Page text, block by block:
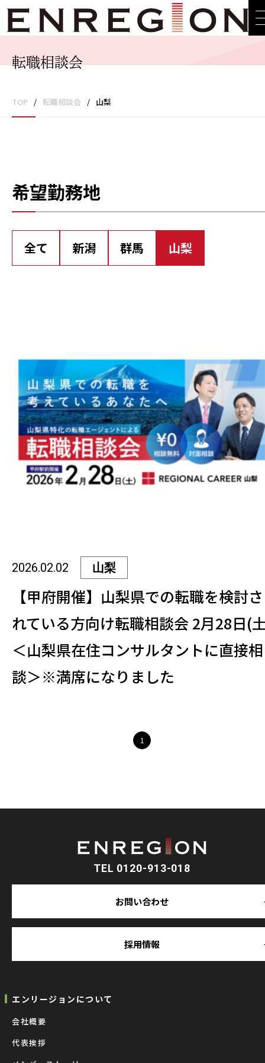
転職相談会
TOP / 転職相談会 / 山梨
希望勤務地
全て 新潟 群馬 山梨
2026.02.02 山梨
【甲府開催】山梨県での転職を検討さ
れている方向け転職相談会 2月28日(
＜山梨県在住コンサルタントに直接相
談＞※満席になりました
1
TEL 0120-913-018
お問い合わせ
採用情報
エンリージョンについて
会社概要
代表挨拶